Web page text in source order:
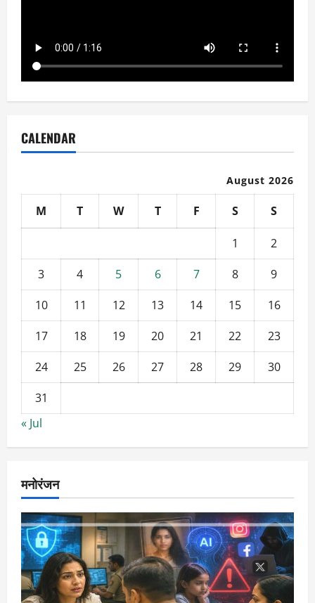
CALENDAR
August 2026
M T W T F S S
1
2
3
4 5 6 7 8
9
10
11 12 13 14 15
16
17
18 19 20 21 22
23
24
25 26 27 28 29
30
31
« Jul
मनोरंजन